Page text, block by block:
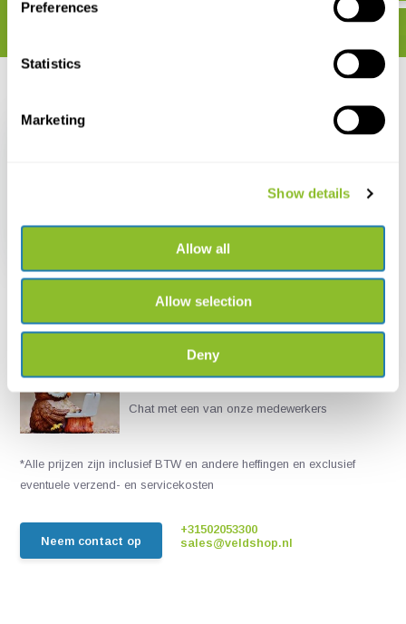
Preferences
Statistics
Marketing
Show details
Allow all
Allow selection
Deny
Antilles
Chat met een van onze medewerkers
*Alle prijzen zijn inclusief BTW en andere heffingen en exclusief
eventuele verzend- en servicekosten
Neem contact op
+31502053300
sales@veldshop.nl